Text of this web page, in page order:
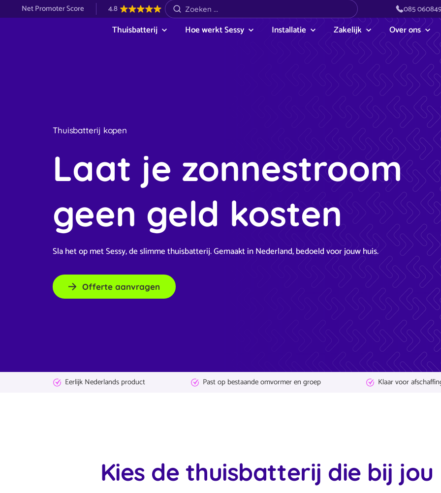
Net Promoter Score 4.8 085
Thuisbatterij Hoe werkt Sessy Installatie Zakelijk Over ons
Thuisbatterij kopen
Laat je zonnestroom
geen geld kosten
Sla het op met Sessy, de slimme thuisbatterij. Gemaakt in Nederland, bedoeld voor jouw huis.
Offerte aanvragen
Eerlijk Nederlands product Past op bestaande omvormer en groep Klaar voor
Kies de thuisbatterij die bij